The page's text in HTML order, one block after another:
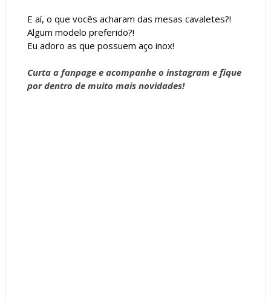
E aí, o que vocês acharam das mesas cavaletes?!
Algum modelo preferido?!
Eu adoro as que possuem aço inox!
Curta a fanpagee acompanhe o instagram e fique
por dentro de muito mais novidades!